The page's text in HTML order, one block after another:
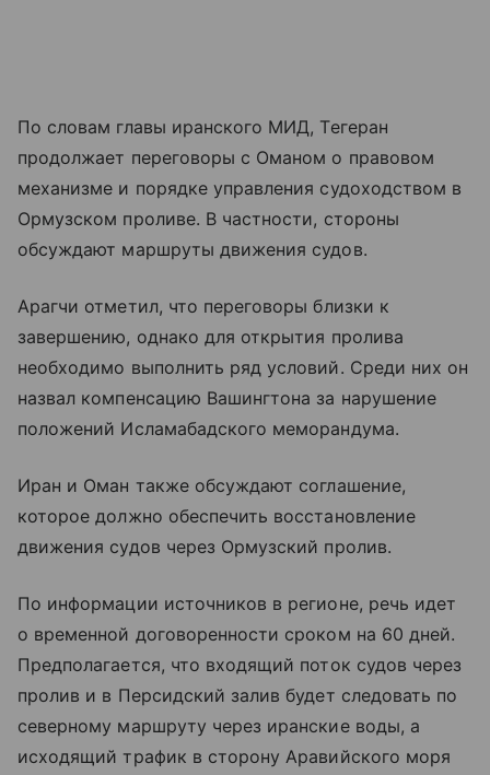
По словам главы иранского МИД, Тегеран
продолжает переговоры с Оманом о правовом
механизме и порядке управления судоходством в
Ормузском проливе. В частности, стороны
обсуждают маршруты движения судов.
Арагчи отметил, что переговоры близки к
завершению, однако для открытия пролива
необходимо выполнить ряд условий. Среди них он
назвал компенсацию Вашингтона за нарушение
положений Исламабадского меморандума.
Иран и Оман также обсуждают соглашение,
которое должно обеспечить восстановление
движения судов через Ормузский пролив.
По информации источников в регионе, речь идет
о временной договоренности сроком на 60 дней.
Предполагается, что входящий поток судов через
пролив и в Персидский залив будет следовать по
северному маршруту через иранские воды, а
исходящий трафик в сторону Аравийского моря